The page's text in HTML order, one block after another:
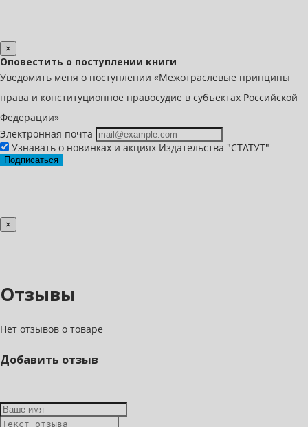
×
Оповестить о поступлении книги
Уведомить меня о поступлении «Межотраслевые принципы
права и конституционное правосудие в субъектах Российской
Федерации»
Электронная почта
Узнавать о новинках и акциях Издательства "СТАТУТ"
Подписаться
×
Отзывы
Нет отзывов о товаре
Добавить отзыв